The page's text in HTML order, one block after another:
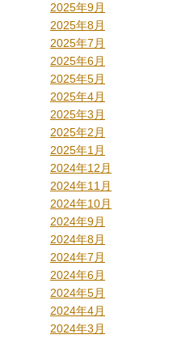
2025年9月
2025年8月
2025年7月
2025年6月
2025年5月
2025年4月
2025年3月
2025年2月
2025年1月
2024年12月
2024年11月
2024年10月
2024年9月
2024年8月
2024年7月
2024年6月
2024年5月
2024年4月
2024年3月